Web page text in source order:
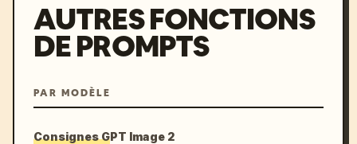
AUTRES FONCTIONS
DE PROMPTS
PAR MODÈLE
Consignes GPT Image 2